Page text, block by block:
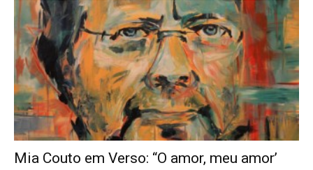
Mia Couto em Verso: “O amor, meu amor’